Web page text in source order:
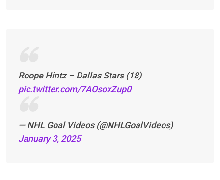
Roope Hintz – Dallas Stars (18)
pic.twitter.com/7AOsoxZup0
— NHL Goal Videos (@NHLGoalVideos)
January 3, 2025